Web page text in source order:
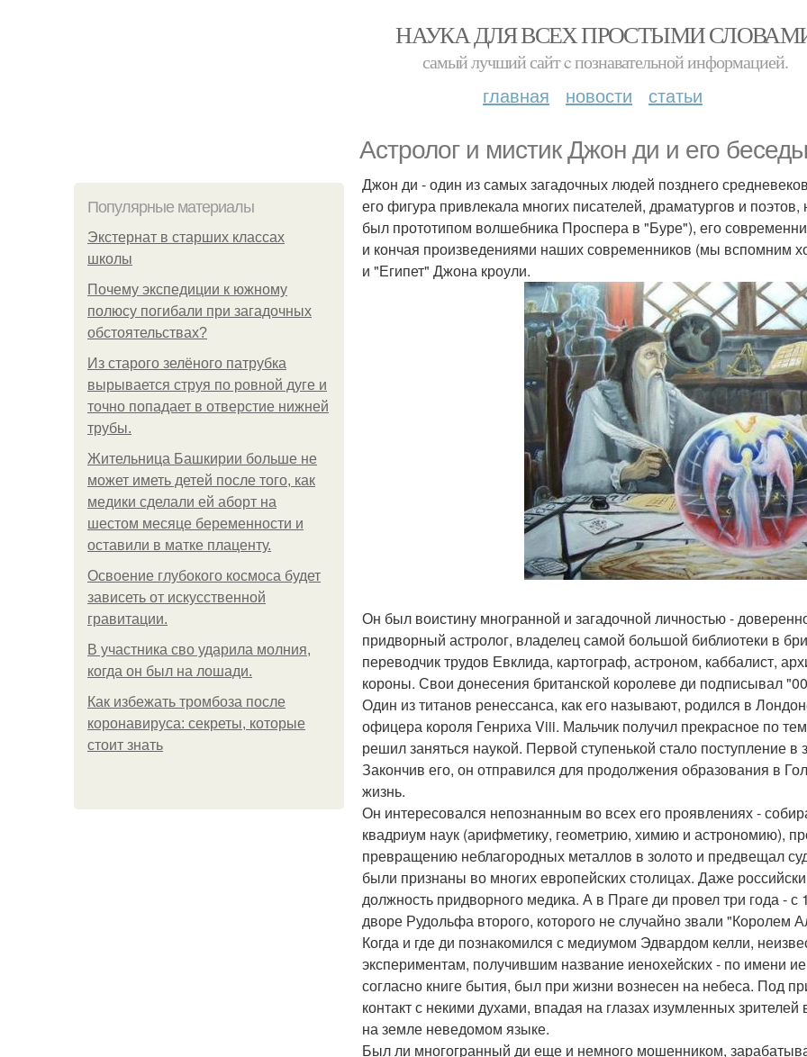
НАУКА ДЛЯ ВСЕХ ПРОСТЫМИ
самый лучший сайт c познавательной информацией.
главная новости статьи
Астролог и мистик Джон ди и его
Популярные материалы
Экстернат в старших классах
школы
Почему экспедиции к южному
полюсу погибали при загадочных
обстоятельствах?
Из старого зелёного патрубка
вырывается струя по ровной дуге и
точно попадает в отверстие нижней
трубы.
Жительница Башкирии больше не
может иметь детей после того, как
медики сделали ей аборт на
шестом месяце беременности и
оставили в матке плаценту.
Освоение глубокого космоса будет
зависеть от искусственной
гравитации.
В участника сво ударила молния,
когда он был на лошади.
Как избежать тромбоза после
коронавируса: секреты, которые
стоит знать
Джон ди - один из самых загадочных людей позднего
его фигура привлекала многих писателей, драматургов и
был прототипом волшебника Проспера в "Буре"), его
и кончая произведениями наших современников (мы вспомним
и "Египет" Джона кроули.
Он был воистину многранной и загадочной личностью -
придворный астролог, владелец самой большой библиотеки в
переводчик трудов Евклида, картограф, астроном, каббалист,
короны. Свои донесения британской королеве ди подписывал
Один из титанов ренессанса, как его называют, родился в
офицера короля Генриха Viii. Мальчик получил прекрасное по
решил заняться наукой. Первой ступенькой стало поступление
Закончив его, он отправился для продолжения образования в
жизнь.
Он интересовался непознанным во всех его проявлениях -
квадриум наук (арифметику, геометрию, химию и астрономию),
превращению неблагородных металлов в золото и предвещал
были признаны во многих европейских столицах. Даже
должность придворного медика. А в Праге ди провел три года -
дворе Рудольфа второго, которого не случайно звали "Королем
Когда и где ди познакомился с медиумом Эдвардом келли,
экспериментам, получившим название иенохейских - по имени
согласно книге бытия, был при жизни вознесен на небеса. Под
контакт с некими духами, впадая на глазах изумленных
на земле неведомом языке.
Был ли многогранный ди еще и немного мошенником,